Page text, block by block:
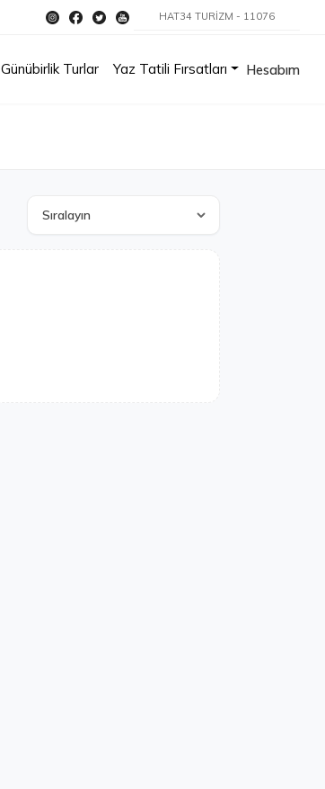
HAT34 TURİZM - 11076
Günübirlik Turlar Yaz Tatili Fırsatları Hesabım